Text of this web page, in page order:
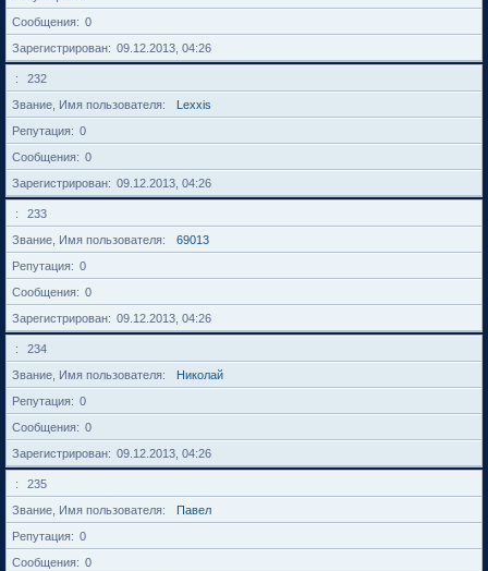
Сообщения
0
Зарегистрирован
09.12.2013, 04:26
232
Звание, Имя пользователя
Lexxis
Репутация
0
Сообщения
0
Зарегистрирован
09.12.2013, 04:26
233
Звание, Имя пользователя
69013
Репутация
0
Сообщения
0
Зарегистрирован
09.12.2013, 04:26
234
Звание, Имя пользователя
Николай
Репутация
0
Сообщения
0
Зарегистрирован
09.12.2013, 04:26
235
Звание, Имя пользователя
Павел
Репутация
0
Сообщения
0